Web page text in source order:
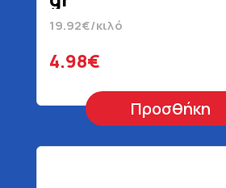
19.92€/κιλό
4.98€
Προσθήκη